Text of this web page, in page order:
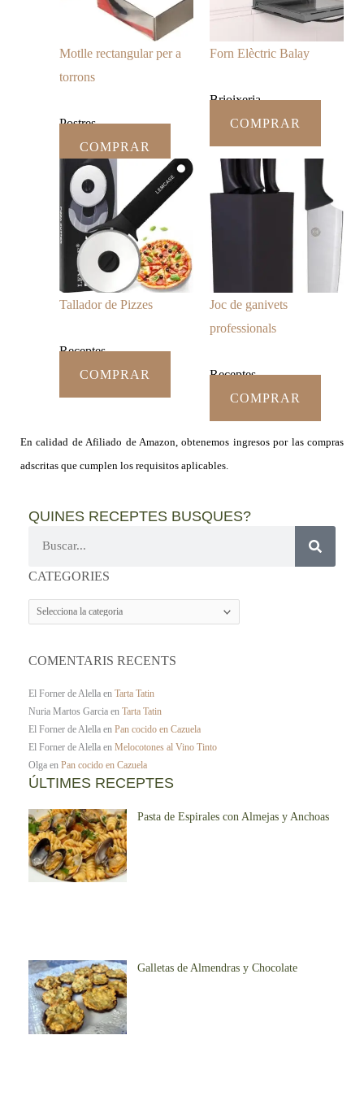
Motlle rectangular per a
torrons
Postres
COMPRAR
Forn Elèctric Balay
Brioixeria
COMPRAR
Tallador de Pizzes
Receptes
COMPRAR
Joc de ganivets
professionals
Receptes
COMPRAR
En calidad de Afiliado de Amazon, obtenemos ingresos por las compras
adscritas que cumplen los requisitos aplicables.
QUINES RECEPTES BUSQUES?
CATEGORIES
CATEGORIES
COMENTARIS RECENTS
El Forner de Alella en Tarta Tatin
Nuria Martos Garcia en Tarta Tatin
El Forner de Alella en Pan cocido en Cazuela
El Forner de Alella en Melocotones al Vino Tinto
Olga en Pan cocido en Cazuela
ÚLTIMES RECEPTES
Pasta de Espirales con Almejas y Anchoas
Galletas de Almendras y Chocolate